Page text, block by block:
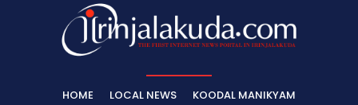
HOME LOCAL NEWS KOODAL MANIKYAM